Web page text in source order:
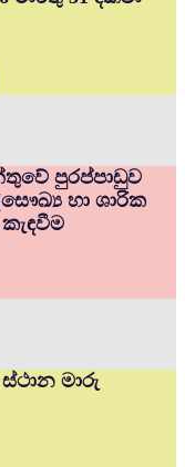
පුරප්පාඩුව
හා ශාරික
මාරු